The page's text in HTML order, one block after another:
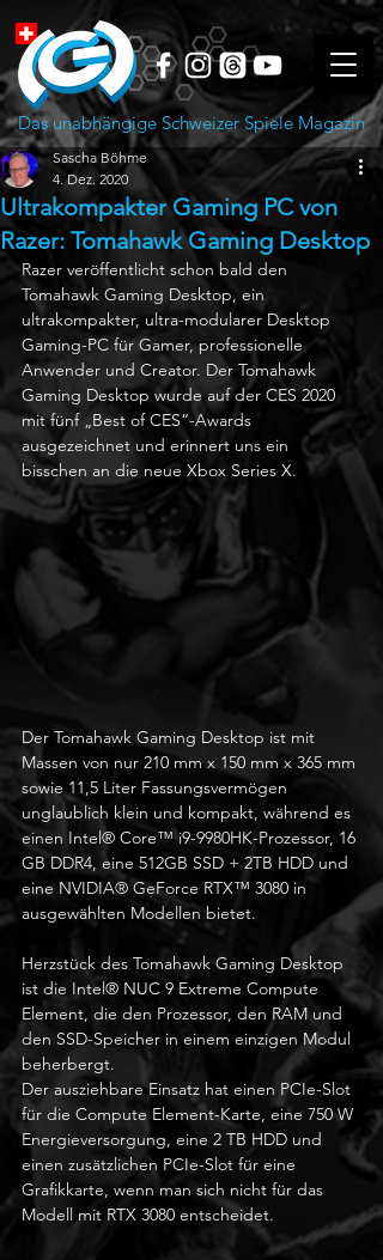
Das unabhängige Schweizer Spiele Magazin
Ultrakompakter Gaming PC von
Razer: Tomahawk Gaming Desktop
Sascha Böhme
4. Dez. 2020
Razer veröffentlicht schon bald den
Tomahawk Gaming Desktop, ein
ultrakompakter, ultra-modularer Desktop
Gaming-PC für Gamer, professionelle
Anwender und Creator. Der Tomahawk
Gaming Desktop wurde auf der CES 2020
mit fünf „Best of CES“-Awards
ausgezeichnet und erinnert uns ein
bisschen an die neue Xbox Series X.
Der Tomahawk Gaming Desktop ist mit
Massen von nur 210 mm x 150 mm x 365 mm
sowie 11,5 Liter Fassungsvermögen
unglaublich klein und kompakt, während es
einen Intel® Core™ i9-9980HK-Prozessor, 16
GB DDR4, eine 512GB SSD + 2TB HDD und
eine NVIDIA® GeForce RTX™ 3080 in
ausgewählten Modellen bietet.
Herzstück des Tomahawk Gaming Desktop
ist die Intel® NUC 9 Extreme Compute
Element, die den Prozessor, den RAM und
den SSD-Speicher in einem einzigen Modul
beherbergt.
Der ausziehbare Einsatz hat einen PCIe-Slot
für die Compute Element-Karte, eine 750 W
Energieversorgung, eine 2 TB HDD und
einen zusätzlichen PCIe-Slot für eine
Grafikkarte, wenn man sich nicht für das
Modell mit RTX 3080 entscheidet.